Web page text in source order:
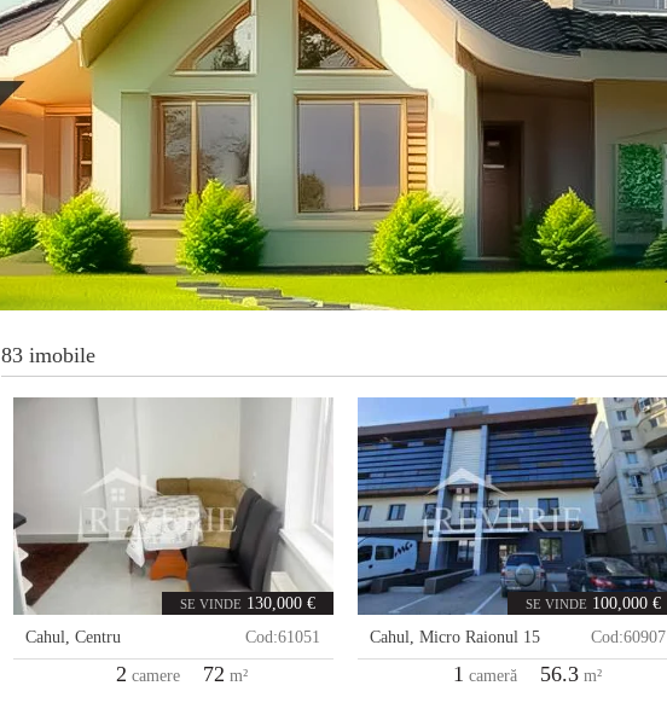
83 imobile
SE VINDE 130,000 €
Cahul, Centru Cod:61051
2 camere 72 m²
SE VINDE 100,000 €
Cahul,Micro Raionul 15 Cod:60907
1 cameră 56.3 m²